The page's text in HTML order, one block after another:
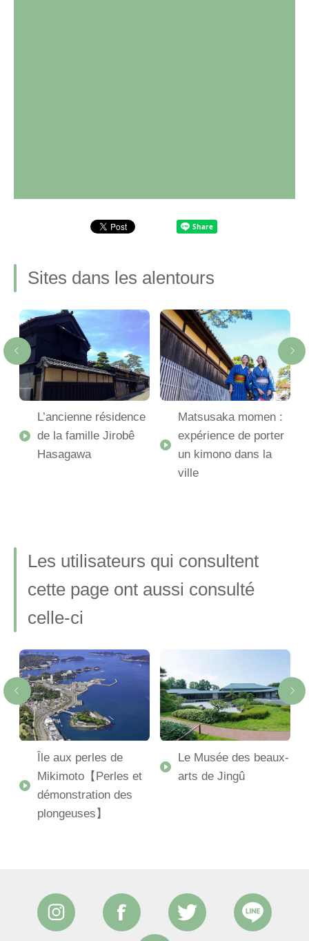
Sites dans les alentours
L’ancienne résidence
de la famille Jirobê
Hasagawa
Matsusaka momen :
expérience de porter
un kimono dans la
ville
Les utilisateurs qui consultent
cette page ont aussi consulté
celle-ci
Île aux perles de
Mikimoto【Perles et
démonstration des
plongeuses】
Le Musée des beaux-
arts de Jingû